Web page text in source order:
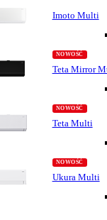
Imoto Multi
Teta Mirror
Teta Multi
Ukura Multi